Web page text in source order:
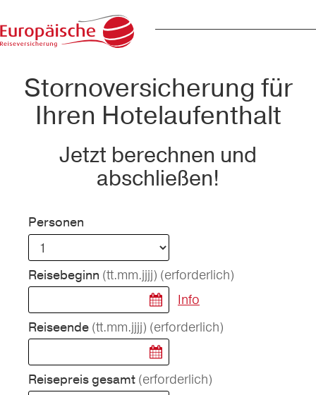
Stornoversicherung für
Ihren Hotelaufenthalt
Jetzt berechnen und
abschließen!
Personen
Reisebeginn (tt.mm.jjjj) (erforderlich)
Info
Reiseende (tt.mm.jjjj) (erforderlich)
Reisepreis gesamt (erforderlich)